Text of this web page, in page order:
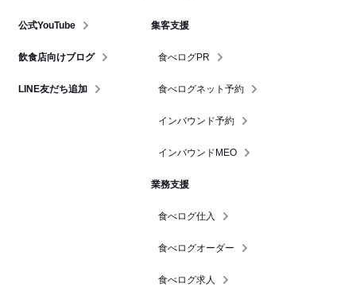
公式YouTube
飲食店向けブログ
LINE友だち追加
集客支援
食べログPR
食べログネット予約
インバウンド予約
インバウンドMEO
業務支援
食べログ仕入
食べログオーダー
食べログ求人